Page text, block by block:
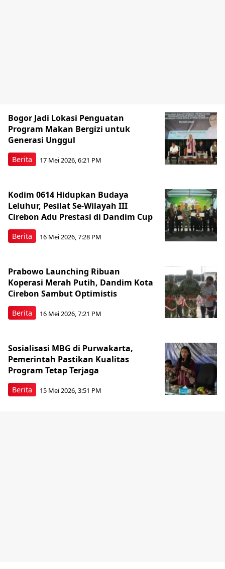
Berita
Bogor Jadi Lokasi Penguatan
Program Makan Bergizi untuk
Generasi Unggul
17 Mei 2026, 6:21 PM
Berita
Kodim 0614 Hidupkan Budaya
Leluhur, Pesilat Se-Wilayah III
Cirebon Adu Prestasi di Dandim Cup
16 Mei 2026, 7:28 PM
Berita
Prabowo Launching Ribuan
Koperasi Merah Putih, Dandim Kota
Cirebon Sambut Optimistis
16 Mei 2026, 7:21 PM
Berita
Sosialisasi MBG di Purwakarta,
Pemerintah Pastikan Kualitas
Program Tetap Terjaga
15 Mei 2026, 3:51 PM